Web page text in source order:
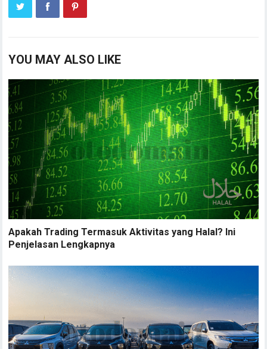
YOU MAY ALSO LIKE
Apakah Trading Termasuk Aktivitas yang Halal? Ini
Penjelasan Lengkapnya